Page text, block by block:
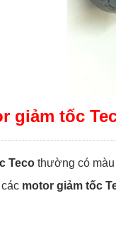
giảm tốc
Teco thường có màu
motor giảm tốc